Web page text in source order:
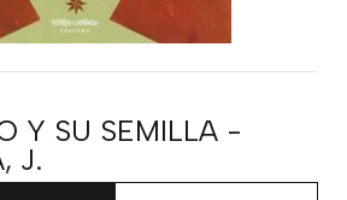
Y SU SEMILLA -
J.